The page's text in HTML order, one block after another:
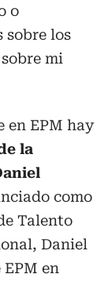
o
sobre los
mi
en EPM hay
la
como
Talento
Daniel
en